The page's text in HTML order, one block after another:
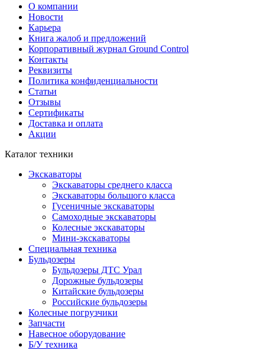
О компании
Новости
Карьера
Книга жалоб и предложений
Корпоративный журнал Ground Control
Контакты
Реквизиты
Политика конфиденциальности
Статьи
Отзывы
Сертификаты
Доставка и оплата
Акции
Каталог техники
Экскаваторы
Экскаваторы среднего класса
Экскаваторы большого класса
Гусеничные экскаваторы
Самоходные экскаваторы
Колесные экскаваторы
Мини-экскаваторы
Специальная техника
Бульдозеры
Бульдозеры ДТС Урал
Дорожные бульдозеры
Китайские бульдозеры
Российские бульдозеры
Колесные погрузчики
Запчасти
Навесное оборудование
Б/У техника